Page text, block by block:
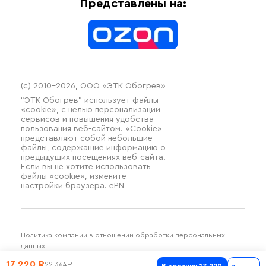
22 364 ₽
Представлены на:
(c) 2010–2026, ООО «ЭТК Обогрев»
“ЭТК Обогрев” использует файлы
«cookie», с целью персонализации
сервисов и повышения удобства
пользования веб-сайтом. «Cookie»
представляют собой небольшие
файлы, содержащие информацию о
предыдущих посещениях веб-сайта.
Если вы не хотите использовать
файлы «cookie», измените
настройки браузера. ePN
Политика компании в отношении обработки персональных
данных